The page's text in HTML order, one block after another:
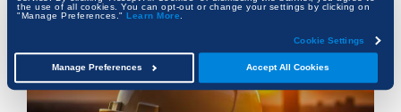
the use of all cookies. You can opt-out or change your settings by clicking on
"Manage Preferences." Learn More
Cookie Settings
Accept All Cookies
Manage Preferences